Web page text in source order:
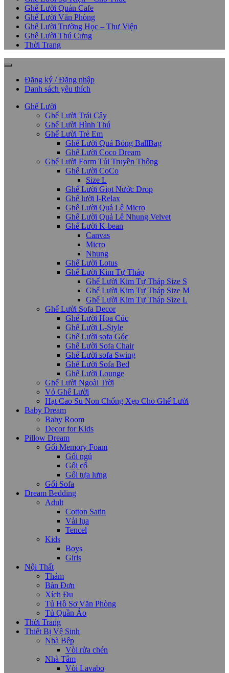
Ghế Lười Quán Cafe
Ghế Lười Văn Phòng
Ghế Lười Trường Học – Thư Viện
Ghế Lười Thú Cưng
Thời Trang
Đăng ký / Đăng nhập
Danh sách yêu thích
Ghế Lười
Ghế Lười Trái Cây
Ghế Lười Hình Thú
Ghế Lười Trẻ Em
Ghế Lười Quả Bóng BallBag
Ghế Lười Coco Dream
Ghế Lười Form Túi Truyền Thống
Ghế Lười CoCo
Size L
Ghế Lười Giọt Nước Drop
Ghế lười I-Relax
Ghế Lười Quả Lê Micro
Ghế Lười Quả Lê Nhung Velvet
Ghế Lười K-bean
Canvas
Micro
Nhung
Ghế Lười Lotus
Ghế Lười Kim Tự Tháp
Ghế Lười Kim Tự Tháp Size S
Ghế Lười Kim Tự Tháp Size M
Ghế Lười Kim Tự Tháp Size L
Ghế Lười Sofa Decor
Ghế Lười Hoa Cúc
Ghế Lười L-Style
Ghế Lười sofa Góc
Ghế Lười Sofa Chair
Ghế Lười sofa Swing
Ghế Lười Sofa Bed
Ghế Lười Lounge
Ghế Lười Ngoài Trời
Vỏ Ghế Lười
Hạt Cao Su Non Chống Xẹp Cho Ghế Lười
Baby Dream
Baby Room
Decor for Kids
Pillow Dream
Gối Memory Foam
Gối ngủ
Gối cổ
Gối tựa lưng
Gối Sofa
Dream Bedding
Adult
Cotton Satin
Vải lụa
Tencel
Kids
Boys
Girls
Nội Thất
Thảm
Bàn Đơn
Xích Đu
Tủ Hồ Sơ Văn Phòng
Tủ Quần Áo
Thời Trang
Thiết Bị Vệ Sinh
Nhà Bếp
Vòi rửa chén
Nhà Tắm
Vòi Lavabo